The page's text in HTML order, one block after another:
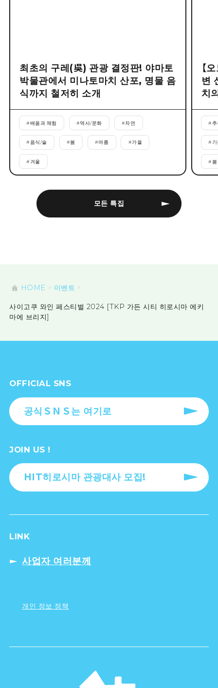
모든 특집
최초의 구레(吳) 관광 결정판! 야마토
박물관에서 미나토마치 산포, 명물 음
식까지 철저히 소개
#배움과 체험 #역사/문화 #자연
#음식/술 #봄 #여름 #가을
# 겨울
【
변
치
#
#
#봄
HOME 이벤트
사이고쿠 와인 페스티벌 2024 [TKP 가든 시티 히로시마 에키
마에 브리지]
OFFICIAL SNS
공식ＳＮＳ는 여기로
JOIN US !
HIT히로시마 관광대사 모집!
LINK
사업자 여러분께
개인 정보 정책